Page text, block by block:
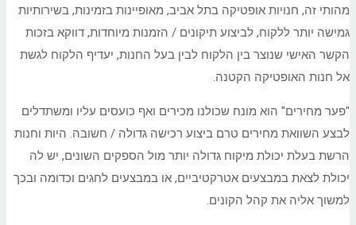
מהותי זה, חנויות אופטיקה בתל אביב, מאופיינות בזמינות, בשירותיות
גמישה יותר ללקוח, לביצוע תיקונים / הזמנות מיוחדות, דווקא בזכות
הקשר האישי שנוצר בין הלקוח לבין בעל החנות, יעדיף הלקוח לגשת
אל חנות האופטיקה הקטנה.
"פער מחירים" הוא מונח שכולנו מכירים ואף כועסים עליו ומשתדלים
לבצע השוואת מחירים טרם ביצוע רכישה גדולה / חשובה. היות וחנות
הרשת בעלת יכולת מיקוח גדולה יותר מול הספקים השונים, יש לה
יכולת לצאת במבצעים אטרקטיביים, או במבצעים לחגים וכדומה ובכך
למשוך אליה את קהל הקונים.